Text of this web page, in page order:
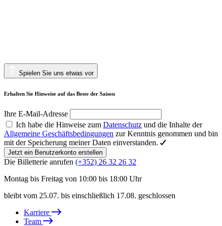
Spielen Sie uns etwas vor
Erhalten Sie Hinweise auf das Beste der Saison
Ihre E-Mail-Adresse
Ich habe die Hinweise zum Datenschutz und die Inhalte der
Allgemeine Geschäftsbedingungen zur Kenntnis genommen und bin
mit der Speicherung meiner Daten einverstanden.
Jetzt ein Benutzerkonto erstellen
Die Billetterie anrufen (+352) 26 32 26 32
Montag bis Freitag von 10:00 bis 18:00 Uhr
bleibt vom 25.07. bis einschließlich 17.08. geschlossen
Karriere
Team